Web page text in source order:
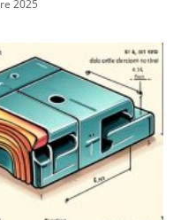
2025